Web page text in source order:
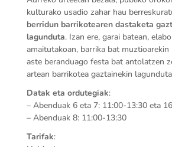
kulturako usadio zahar hau
berridun barrikotearen dastaketa
lagunduta. Izan ere, garai batean,
amaitutakoan, barrika bat
aste beranduago festa bat antolatzen
artean barrikotea gaztainekin
Datak eta ordutegiak:
– Abenduak 6 eta 7: 11:00-13:30 eta
– Abenduak 8: 11:00-13:30
Tarifak: